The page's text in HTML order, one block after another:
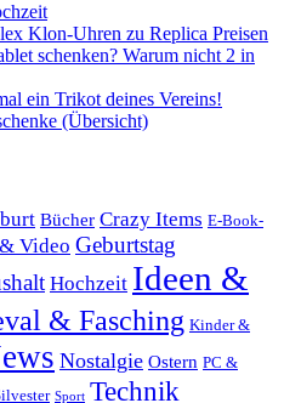
Klon-Uhren zu Replica Preisen
schenken? Warum nicht 2 in
ein Trikot deines Vereins!
(Übersicht)
Bücher Crazy Items E-Book-
Video Geburtstag
Hochzeit Ideen &
& Fasching Kinder &
Nostalgie Ostern PC &
Sport Technik